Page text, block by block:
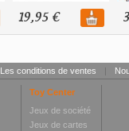
19,95 €
Les conditions de ventes |
Toy Center
Jeux de société
Jeux de cartes